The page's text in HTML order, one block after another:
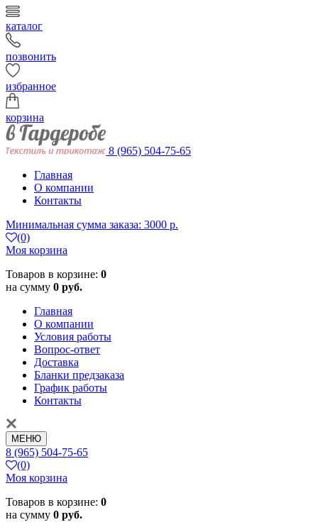
каталог
позвонить
избранное
корзина
8 (965) 504-75-65
Главная
О компании
Контакты
Минимальная сумма заказа: 3000 р.
(0)
Моя корзина
Товаров в корзине: 0
на сумму 0 руб.
Главная
О компании
Условия работы
Вопрос-ответ
Доставка
Бланки предзаказа
График работы
Контакты
МЕНЮ
8 (965) 504-75-65
(0)
Моя корзина
Товаров в корзине: 0
на сумму 0 руб.